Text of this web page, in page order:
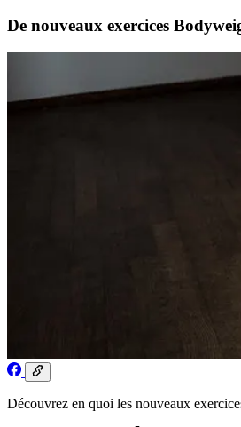
De nouveaux exercices
Découvrez en quoi les nouveaux